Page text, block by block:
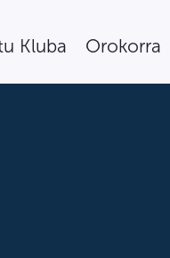
Kluba Orokorra